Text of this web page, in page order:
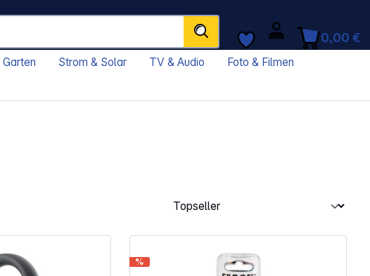
0,00 €
Strom & Solar TV & Audio
Foto & Filmen
%